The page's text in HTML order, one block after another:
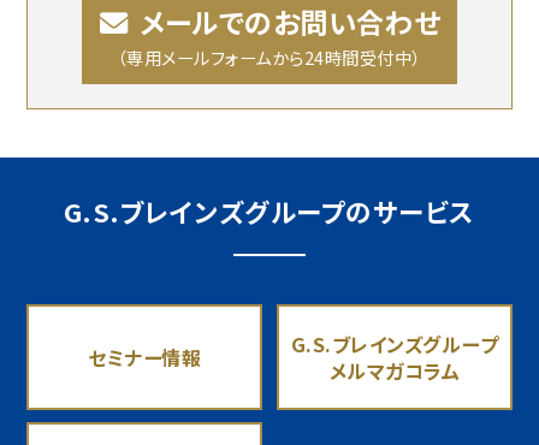
メールでのお問い合わせ
（専用メールフォームから24時間受付中）
G.S.ブレインズグループのサービス
セミナー情報
G.S.ブレインズグループ
メルマガコラム